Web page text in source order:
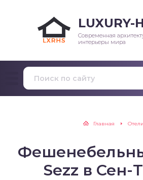
LUXURY-
Современная
интерьеры мира
Главная Отели
Sezz в Сен-